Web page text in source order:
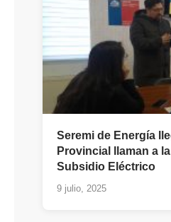
Seremi de Energía
Provincial llaman a
Subsidio Eléctrico
9 julio, 2025